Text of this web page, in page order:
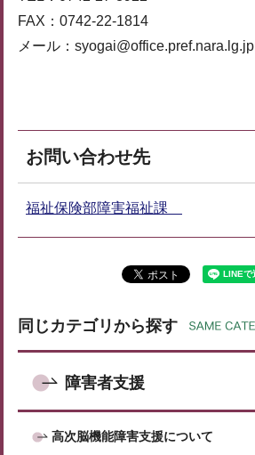
FAX：0742-22-1814
メール：syogai@office.pref.nara.lg.jp
お問い合わせ先
福祉保険部障害福祉課
同じカテゴリから探す
障害者支援
高次脳機能障害支援について